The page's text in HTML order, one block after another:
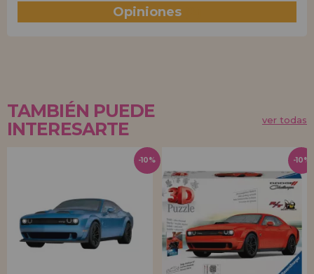
Opiniones
TAMBIÉN PUEDE
INTERESARTE
ver todas
-10% -10%